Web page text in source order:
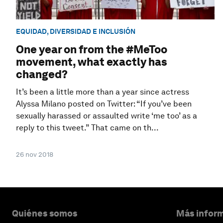
EQUIDAD, DIVERSIDAD E INCLUSIÓN
One year on from the #MeToo
movement, what exactly has
changed?
It’s been a little more than a year since actress
Alyssa Milano posted on Twitter: “If you’ve been
sexually harassed or assaulted write ‘me too’ as a
reply to this tweet.” That came on th...
26 nov 2018
Quiénes somos Más